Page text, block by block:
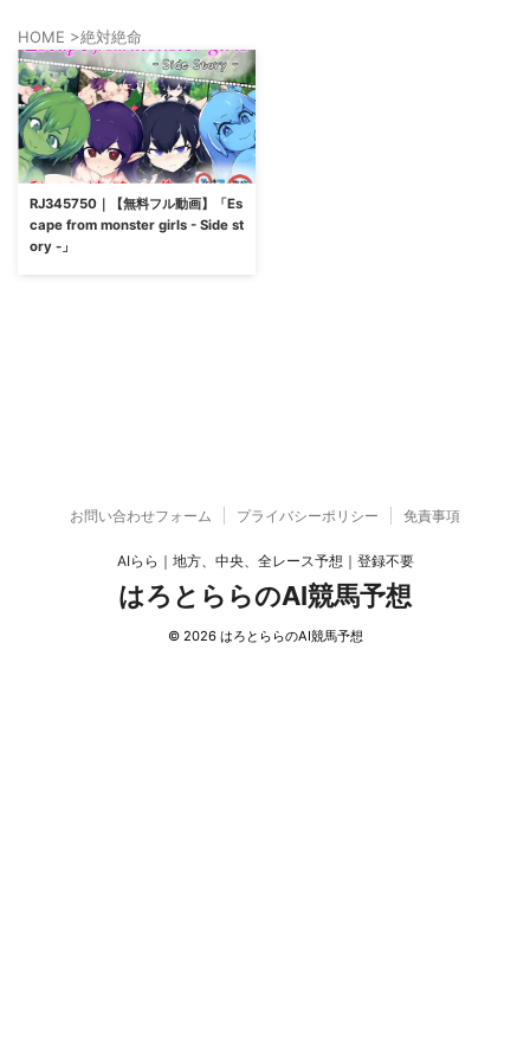
HOME >絶対絶命
RJ345750｜【無料フル動画】「Es
cape from monster girls - Side st
ory -」
お問い合わせフォーム プライバシーポリシー 免責事項
AIらら｜地方、中央、全レース予想｜登録不要
はろとららのAI競馬予想
© 2026 はろとららのAI競馬予想